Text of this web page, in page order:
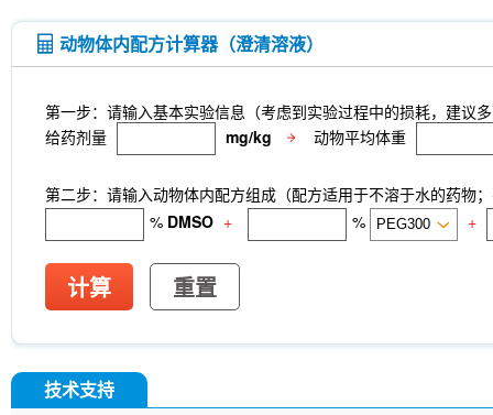
动物体内配方计算器（澄清溶液）
第一步：请输入基本实验信息（考虑到实验过程中的损耗，建议
给药剂量
mg/kg 动物平均体重
第二步：请输入动物体内配方组成（配方适用于不溶于水的药物
% DMSO + % +
计算 重置
技术支持